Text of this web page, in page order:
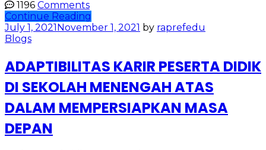
1196 Comments
Continue Reading
July 1, 2021 November 1, 2021 by raprefedu
Blogs
ADAPTIBILITAS KARIR PESERTA DIDIK
DI SEKOLAH MENENGAH ATAS
DALAM MEMPERSIAPKAN MASA
DEPAN